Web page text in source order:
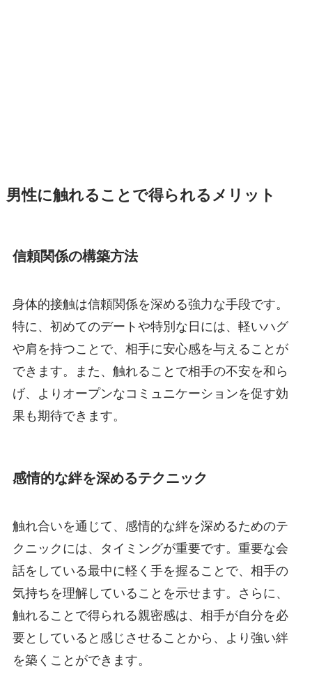
男性に触れることで得られるメリット
信頼関係の構築方法
身体的接触は信頼関係を深める強力な手段です。
特に、初めてのデートや特別な日には、軽いハグ
や肩を持つことで、相手に安心感を与えることが
できます。また、触れることで相手の不安を和ら
げ、よりオープンなコミュニケーションを促す効
果も期待できます。
感情的な絆を深めるテクニック
触れ合いを通じて、感情的な絆を深めるためのテ
クニックには、タイミングが重要です。重要な会
話をしている最中に軽く手を握ることで、相手の
気持ちを理解していることを示せます。さらに、
触れることで得られる親密感は、相手が自分を必
要としていると感じさせることから、より強い絆
を築くことができます。